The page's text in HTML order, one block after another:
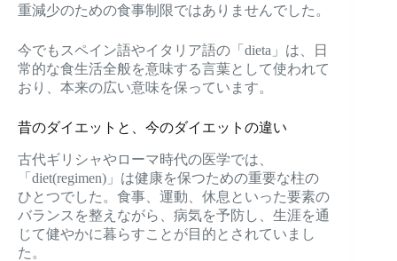
重減少のための食事制限ではありませんでした。
今でもスペイン語やイタリア語の「dieta」は、日
常的な食生活全般を意味する言葉として使われて
おり、本来の広い意味を保っています。
昔のダイエットと、今のダイエットの違い
古代ギリシャやローマ時代の医学では、
「diet(regimen)」は健康を保つための重要な柱の
ひとつでした。食事、運動、休息といった要素の
バランスを整えながら、病気を予防し、生涯を通
じて健やかに暮らすことが目的とされていまし
た。